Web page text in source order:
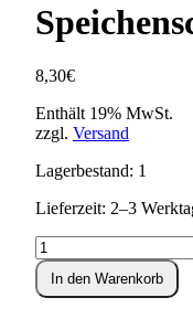
8,30€
Enthält 19% MwSt.
zzgl. Versand
Lagerbestand: 1
Lieferzeit: 2–3
Speichenschloss
SR1,SR2
Menge
In den Warenkorb